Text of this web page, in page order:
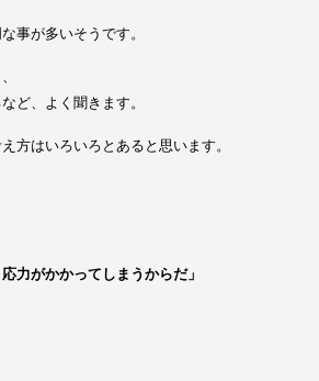
事が多いそうです。
ど、よく聞きます。
方はいろいろとあると思います。
力がかかってしまうからだ」